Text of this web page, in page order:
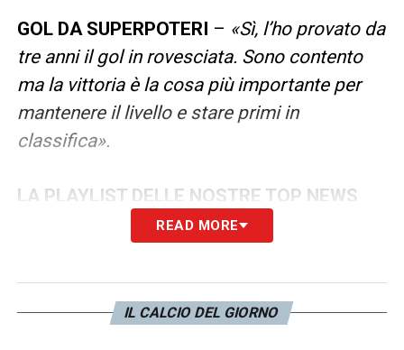
GOL DA SUPERPOTERI – «Sì, l’ho provato da
tre anni il gol in rovesciata. Sono contento
ma la vittoria è la cosa più importante per
mantenere il livello e stare primi in
classifica».
LA PLAYLIST DELLE NOSTRE TOP NEWS
READ MORE
IL CALCIO DEL GIORNO